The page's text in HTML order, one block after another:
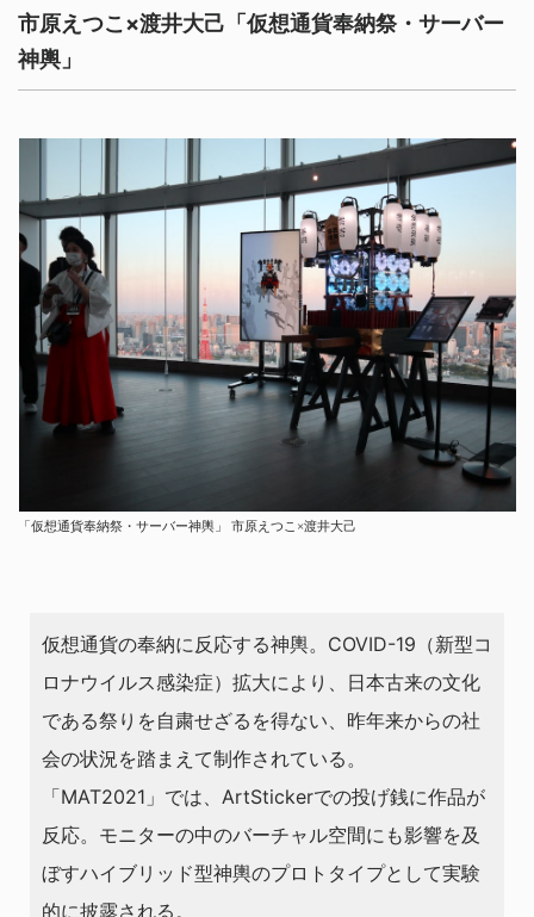
市原えつこ×渡井⼤⼰「仮想通貨奉納祭・サーバー
神輿」
「仮想通貨奉納祭・サーバー神輿」 市原えつこ×渡井⼤⼰
仮想通貨の奉納に反応する神輿。COVID-19（新型コ
ロナウイルス感染症）拡大により、日本古来の文化
である祭りを自粛せざるを得ない、昨年来からの社
会の状況を踏まえて制作されている。
「MAT2021」では、ArtStickerでの投げ銭に作品が
反応。モニターの中のバーチャル空間にも影響を及
ぼすハイブリッド型神輿のプロトタイプとして実験
的に披露される。